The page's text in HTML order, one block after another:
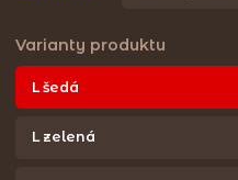
Varianty produktu
L šedá
L zelená